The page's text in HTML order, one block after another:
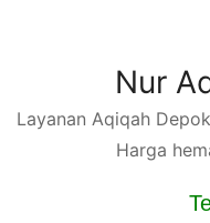
Nur
Layanan Aqiqah
Harga